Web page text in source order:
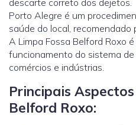
descarte correto dos dejetos.
Porto Alegre é um
saúde do local, recomendado
A Limpa Fossa Belford Roxo
funcionamento do sistema
comércios e indústrias.
Principais
Belford Roxo: